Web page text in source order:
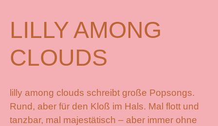
LILLY AMONG
CLOUDS
lilly among clouds schreibt große Popsongs.
Rund, aber für den Kloß im Hals. Mal flott und
tanzbar, mal majestätisch – aber immer ohne